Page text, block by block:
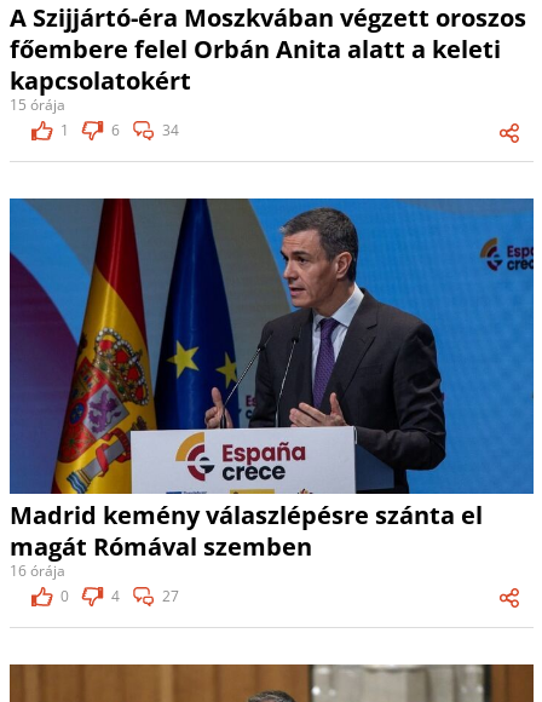
A Szijjártó-éra Moszkvában végzett oroszos
főembere felel Orbán Anita alatt a keleti
kapcsolatokért
15 órája
1
6 34
Madrid kemény válaszlépésre szánta el
magát Rómával szemben
16 órája
0
4 27